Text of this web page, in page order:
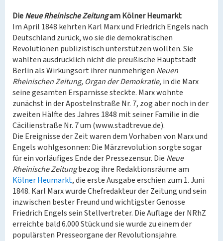
DieNeue Rheinische Zeitungam Kölner Heumarkt
Im April 1848 kehrten Karl Marx und Friedrich Engels nach
Deutschland zurück, wo sie die demokratischen
Revolutionen publizistisch unterstützen wollten. Sie
wählten ausdrücklich nicht die preußische Hauptstadt
Berlin als Wirkungsort ihrer nunmehrigen Neuen
Rheinischen Zeitung, Organ der Demokratie, in die Marx
seine gesamten Ersparnisse steckte. Marx wohnte
zunächst in der Apostelnstraße Nr. 7, zog aber noch in der
zweiten Hälfte des Jahres 1848 mit seiner Familie in die
Cäcilienstraße Nr. 7 um (www.stadtrevue.de).
Die Ereignisse der Zeit waren dem Vorhaben von Marx und
Engels wohlgesonnen: Die Märzrevolution sorgte sogar
für ein vorläufiges Ende der Pressezensur. Die Neue
Rheinische Zeitungbezog ihre Redaktionsräume am
Kölner Heumarkt, die erste Ausgabe erschien zum 1. Juni
1848. Karl Marx wurde Chefredakteur der Zeitung und sein
inzwischen bester Freund und wichtigster Genosse
Friedrich Engels sein Stellvertreter. Die Auflage der NRhZ
erreichte bald 6.000 Stück und sie wurde zu einem der
populärsten Presseorgane der Revolutionsjahre.